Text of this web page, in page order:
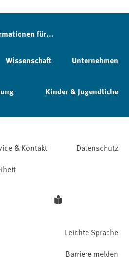
für...
Wissenschaft Unternehmen
Kinder & Jugendliche
& Kontakt
Datenschutz
Leichte Sprache
Barriere melden